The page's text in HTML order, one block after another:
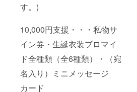
す。)
10,000円支援・・・私物サ
イン券・生誕衣装ブロマイ
ド全種類（全6種類）・（宛
名入り）ミニメッセージ
カード